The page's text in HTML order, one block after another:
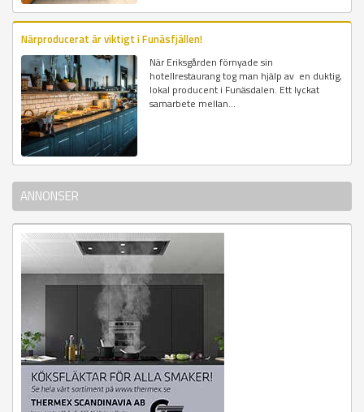
Närproducerat är viktigt i Funäsfjällen!
När Eriksgården förnyade sin
hotellrestaurang tog man hjälp av en duktig,
lokal producent i Funäsdalen. Ett lyckat
samarbete mellan...
ANNONSER